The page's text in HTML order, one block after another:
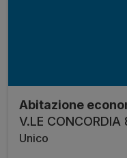
Abitazione
V.LE CONCORDIA
Unico